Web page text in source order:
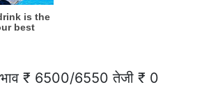
भाव ₹ 6500/6550 तेजी ₹ 0